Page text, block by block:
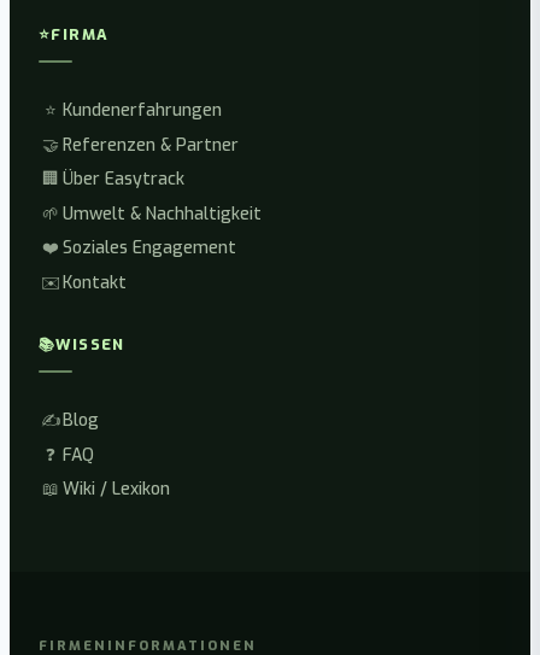
⭐FIRMA
⭐ Kundenerfahrungen
🤝 Referenzen & Partner
🏢 Über Easytrack
🌱 Umwelt & Nachhaltigkeit
❤️ Soziales Engagement
✉️Kontakt
📚WISSEN
✍️Blog
❓ FAQ
📖 Wiki / Lexikon
FIRMENINFORMATIONEN